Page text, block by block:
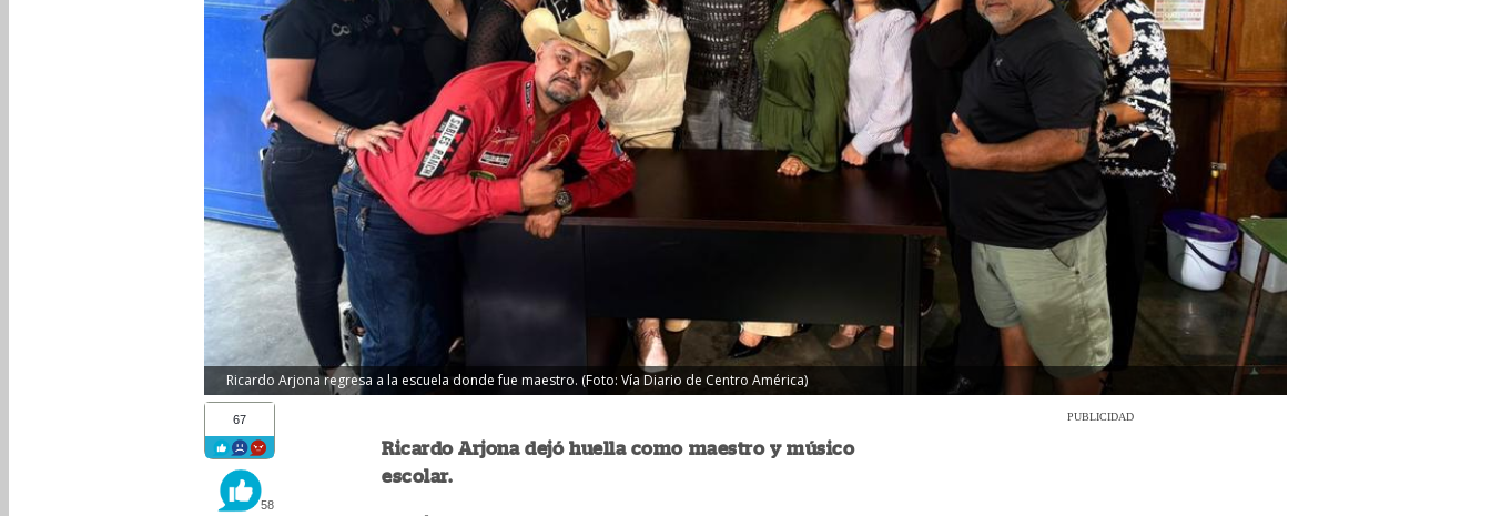
Ricardo Arjona regresa a la escuela donde fue maestro. (Foto: Vía Diario de Centro América)
67
58
Ricardo Arjona dejó huella como maestro y músico
escolar.
PUBLICIDAD